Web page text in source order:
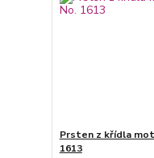
Prsten z křídla
1613